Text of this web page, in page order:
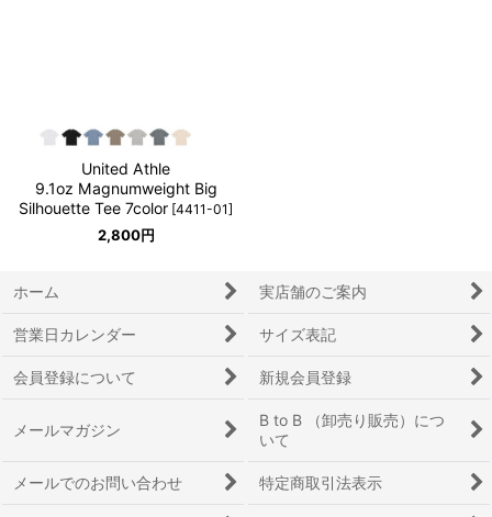
United Athle
9.1oz Magnumweight Big
Silhouette Tee 7color [4411-01]
2,800円
ホーム 実店舗のご案内
営業日カレンダー サイズ表記
会員登録について 新規会員登録
メールマガジン
B to B （卸売り販売）につ
いて
メールでのお問い合わせ 特定商取引法表示